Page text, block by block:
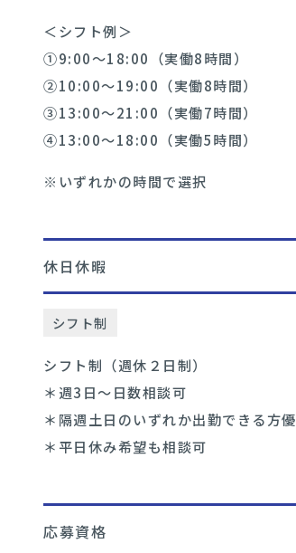
＜シフト例＞
①9:00〜18:00（実働8時間）
②10:00～19:00（実働8時間）
③13:00～21:00（実働7時間）
④13:00～18:00（実働5時間）
※いずれかの時間で選択
休日休暇
シフト制
シフト制（週休２日制）
＊週3日～日数相談可
＊隔週土日のいずれか出勤できる方
＊平日休み希望も相談可
応募資格